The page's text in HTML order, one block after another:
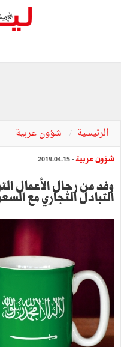
الرئيسية شؤون عربية
شؤون عربية- 2019.04.15
وفد من رجال الأعمال
التبادل التجاري مع